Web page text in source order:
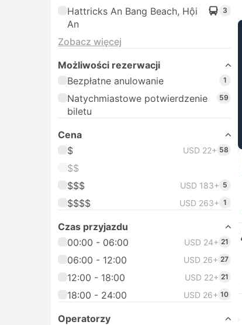
Hattricks An Bang Beach, Hội
An
3
Zobacz więcej
Możliwości rezerwacji
Bezpłatne anulowanie
1
Natychmiastowe potwierdzenie
biletu
59
Cena
$
USD 22+ 58
$$
$$$
USD 183+ 5
$$$$ USD 263+ 1
Czas przyjazdu
00:00 - 06:00
USD 24+ 21
06:00 - 12:00 USD 26+ 27
12:00 - 18:00 USD 22+ 21
18:00 - 24:00 USD 26+ 10
Operatorzy